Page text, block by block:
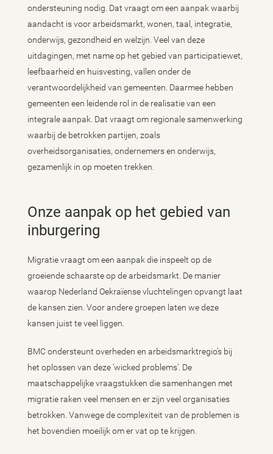
ondersteuning nodig. Dat vraagt om een aanpak waarbij
aandacht is voor arbeidsmarkt, wonen, taal, integratie,
onderwijs, gezondheid en welzijn. Veel van deze
uitdagingen, met name op het gebied van participatiewet,
leefbaarheid en huisvesting, vallen onder de
verantwoordelijkheid van gemeenten. Daarmee hebben
gemeenten een leidende rol in de realisatie van een
integrale aanpak. Dat vraagt om regionale samenwerking
waarbij de betrokken partijen, zoals
overheidsorganisaties, ondernemers en onderwijs,
gezamenlijk in op moeten trekken.
Onze aanpak op het gebied van
inburgering
Migratie vraagt om een aanpak die inspeelt op de
groeiende schaarste op de arbeidsmarkt. De manier
waarop Nederland Oekraïense vluchtelingen opvangt laat
de kansen zien. Voor andere groepen laten we deze
kansen juist te veel liggen.
BMC ondersteunt overheden en arbeidsmarktregio’s bij
het oplossen van deze ‘wicked problems’. De
maatschappelijke vraagstukken die samenhangen met
migratie raken veel mensen en er zijn veel organisaties
betrokken. Vanwege de complexiteit van de problemen is
het bovendien moeilijk om er vat op te krijgen.